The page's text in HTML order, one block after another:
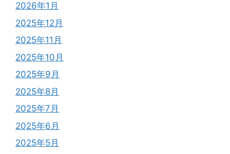
2026年1月
2025年12月
2025年11月
2025年10月
2025年9月
2025年8月
2025年7月
2025年6月
2025年5月